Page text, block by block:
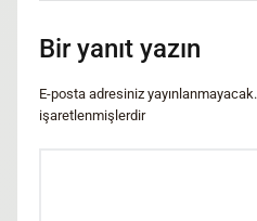
Bir yanıt yazın
E-posta adresiniz yayınlanmayacak.
işaretlenmişlerdir